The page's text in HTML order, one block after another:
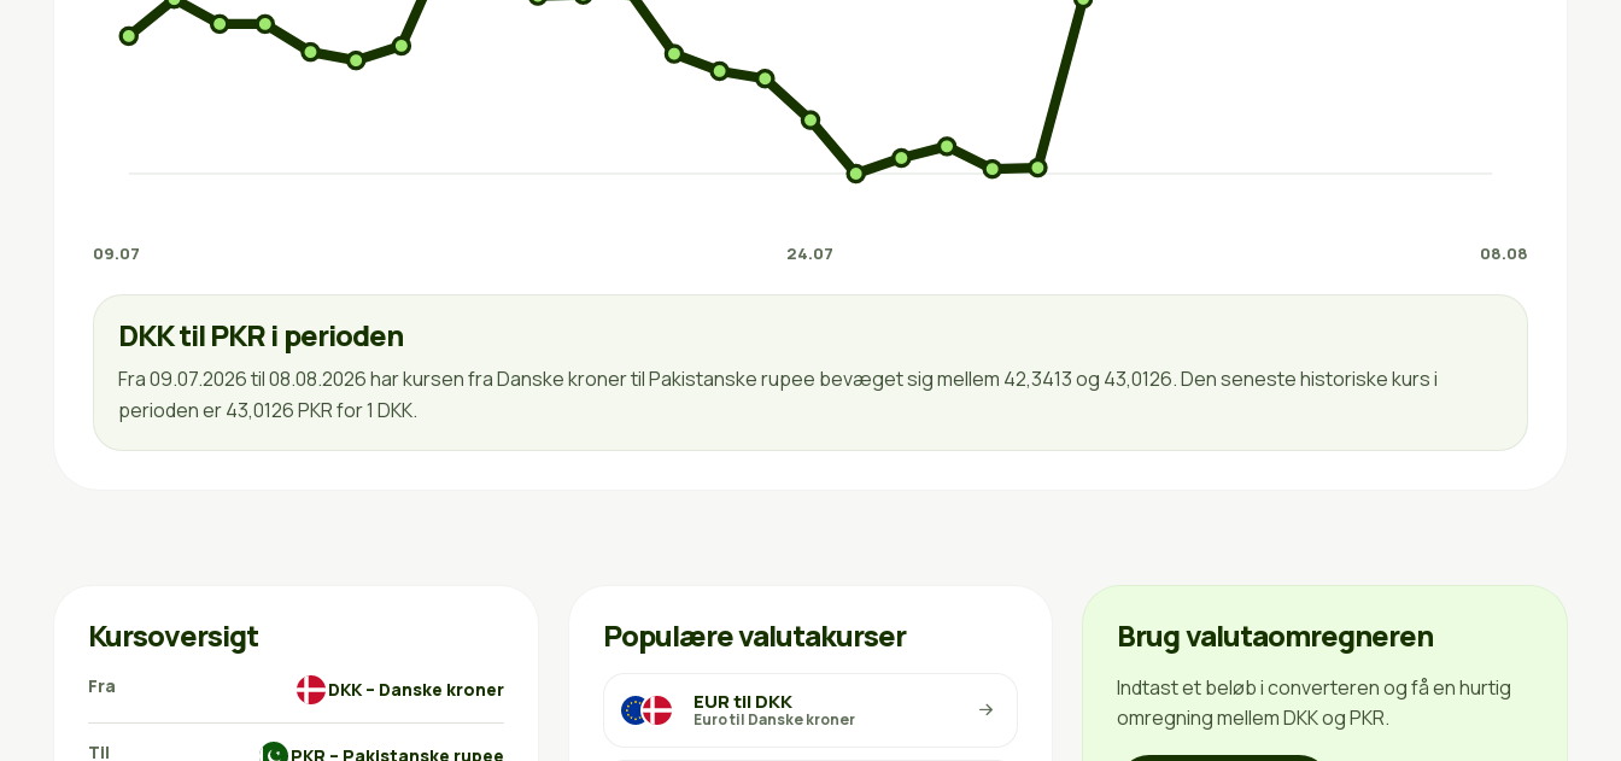
09.07 24.07 08.08
DKK til PKR i perioden
Fra 09.07.2026 til 08.08.2026 har kursen fra Danske kroner til Pakistanske rupee bevæget sig mellem 42,3413 og 43,0126. Den seneste historiske kurs i
perioden er 43,0126 PKR for 1 DKK.
Kursoversigt
Fra DKK – Danske kroner
Til PKR – Pakistanske rupee
Populære valutakurser
EUR til DKK
Euro til Danske kroner
Brug valutaomregneren
Indtast et beløb i converteren og få en hurtig
omregning mellem DKK og PKR.